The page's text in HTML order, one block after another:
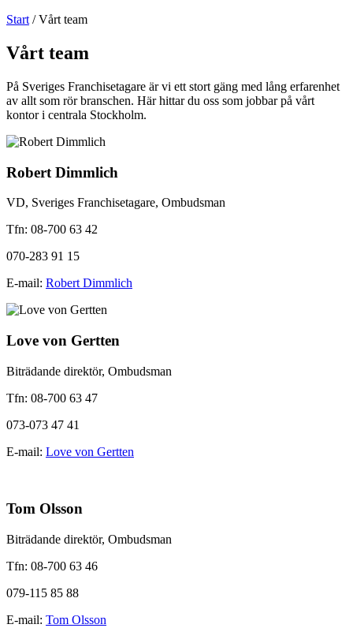
Start /Vårt team
Vårt team
På Sveriges Franchisetagare är vi ett stort gäng med lång erfarenhet
av allt som rör branschen. Här hittar du oss som jobbar på vårt
kontor i centrala Stockholm.
Robert Dimmlich
VD, Sveriges Franchisetagare, Ombudsman
Tfn: 08-700 63 42
070-283 91 15
E-mail: Robert Dimmlich
Love von Gertten
Biträdande direktör, Ombudsman
Tfn: 08-700 63 47
073-073 47 41
E-mail: Love von Gertten
Tom Olsson
Biträdande direktör, Ombudsman
Tfn: 08-700 63 46
079-115 85 88
E-mail: Tom Olsson